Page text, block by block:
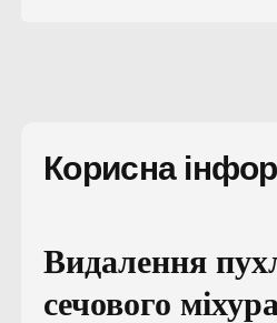
Корисна
Видалення
сечового